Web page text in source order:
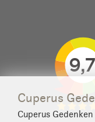
Cuperus
Cuperus